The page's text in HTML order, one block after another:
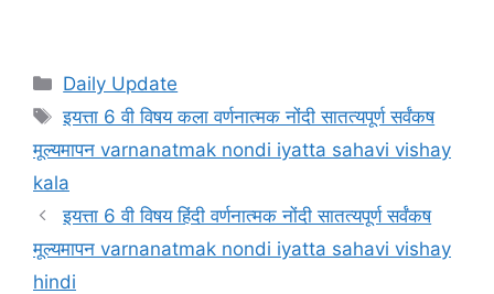
Categories
Daily Update
Tags
इयत्ता 6 वी विषय कला वर्णनात्मक नोंदी सातत्यपूर्ण सर्वंकष
मूल्यमापन varnanatmak nondi iyatta sahavi vishay
kala
इयत्ता 6 वी विषय हिंदी वर्णनात्मक नोंदी सातत्यपूर्ण सर्वंकष
मूल्यमापन varnanatmak nondi iyatta sahavi vishay
hindi